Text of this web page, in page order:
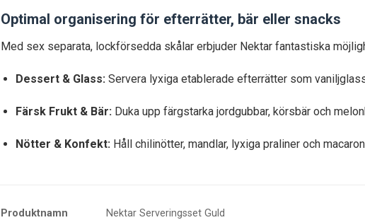
Optimal organisering för efterrätter, bär eller snacks
Med sex separata, lockförsedda skålar erbjuder Nektar fantastiska
Dessert & Glass: Servera lyxiga etablerade efterrätter som
Färsk Frukt & Bär: Duka upp färgstarka jordgubbar, körsbär och
Nötter & Konfekt: Håll chilinötter, mandlar, lyxiga praliner och
Produktnamn
Nektar Serveringsset Guld